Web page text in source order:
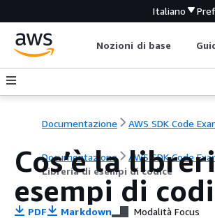
Italiano
Nozioni di base
Documentazione AWS SDK Code
Documentazione
AWS SDK Code
Libreria di esempi di codice
Cos’è la
esempi di
PDF Markdown Modalità Focus